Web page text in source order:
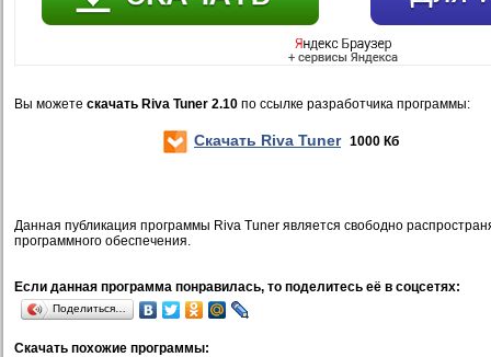
Вы можете скачать Riva Tuner 2.10 по ссылке разработчика программы:
Скачать Riva Tuner 1000 Кб
Данная публикация программы Riva Tuner является свободно
программного обеспечения.
Если данная программа понравилась, то поделитесь её в соцсетях:
Поделиться…
Скачать похожие программы: